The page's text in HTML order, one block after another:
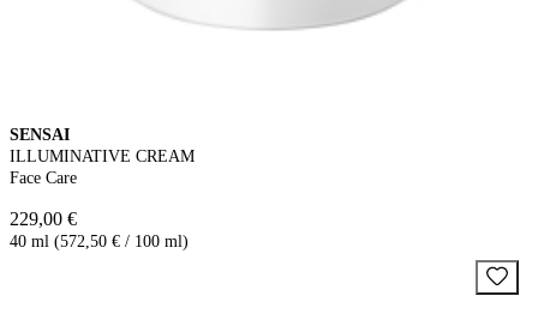
SENSAI
ILLUMINATIVE CREAM
Face Care
229,00 €
40 ml (572,50 € / 100 ml)